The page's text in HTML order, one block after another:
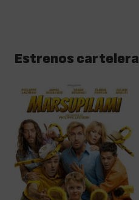
Estrenos cartelera